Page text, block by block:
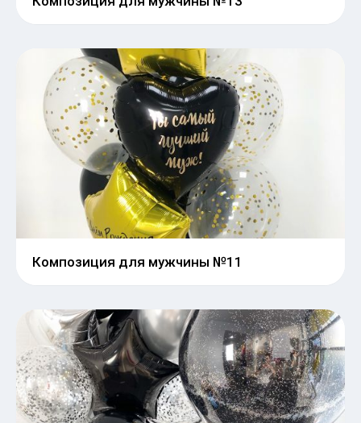
Композиция для мужчины №11